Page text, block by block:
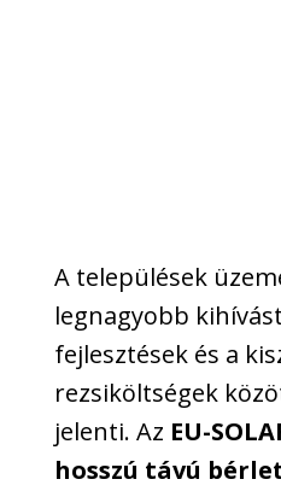
A települések
legnagyobb
fejlesztések és a
rezsiköltségek
jelenti. Az EU-
hosszú távú